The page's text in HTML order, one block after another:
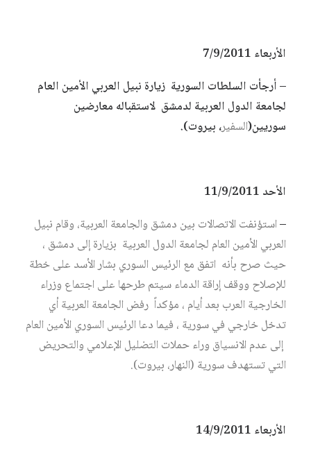
الأربعاء 7/9/2011
– أرجأت السلطات السورية زيارة نبيل العربي الأمين العام
لجامعة الدول العربية لدمشق لاستقباله معارضين
سوريين(السفير، بيروت).
الأحد 11/9/2011
–استؤنفت الاتصالات بين دمشق والجامعة العربية، وقام نبيل
العربي الأمين العام لجامعة الدول العربية بزيارة إلى دمشق ،
حيث صرح بأنه اتفق مع الرئيس السوري بشار الأسد على خطة
للإصلاح ووقف إراقة الدماء سيتم طرحها على اجتماع وزراء
الخارجية العرب بعد أيام ، مؤكداً رفض الجامعة العربية أي
تدخل خارجي في سورية ، فيما دعا الرئيس السوري الأمين العام
إلى عدم الانسياق وراء حملات التضليل الإعلامي والتحريض
التي تستهدف سورية (النهار، بيروت).
الأربعاء 14/9/2011